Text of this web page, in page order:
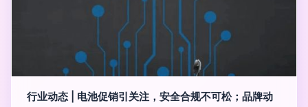
行业动态 | 电池促销引关注，安全合规不可松；品牌动